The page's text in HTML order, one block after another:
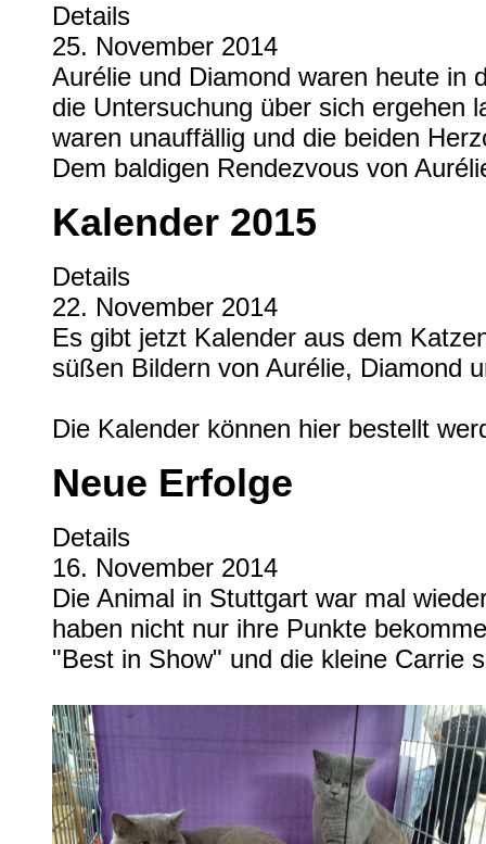
Details
25. November 2014
Aurélie und Diamond waren heute in
die Untersuchung über sich ergehen
waren unauffällig und die beiden
Dem baldigen Rendezvous von
Kalender 2015
Details
22. November 2014
Es gibt jetzt Kalender aus dem
süßen Bildern von Aurélie, Diamond
Die Kalender können hier bestellt
Neue Erfolge
Details
16. November 2014
Die Animal in Stuttgart war mal
haben nicht nur ihre Punkte
"Best in Show" und die kleine Carrie